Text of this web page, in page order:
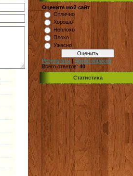
Оцените мой сайт
Отлично
Хорошо
Неплохо
Плохо
Ужасно
Результаты | Архив опросов
Всего ответов: 40
Статистика